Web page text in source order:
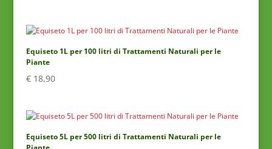
Equiseto 1L per 100 litri di Trattamenti Naturali per le
Piante
€18,90
Equiseto 5L per 500 litri di Trattamenti Naturali per le